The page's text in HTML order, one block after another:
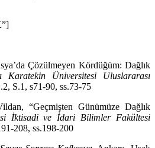
Çözülmeyen Kördüğüm: Dağlık
Karatekin Üniversitesi Uluslararası
S.1, s71-90, ss.73-75
“Geçmişten Günümüze Dağlık
İktisadi ve İdari Bilimler Fakültesi
208, ss.198-200